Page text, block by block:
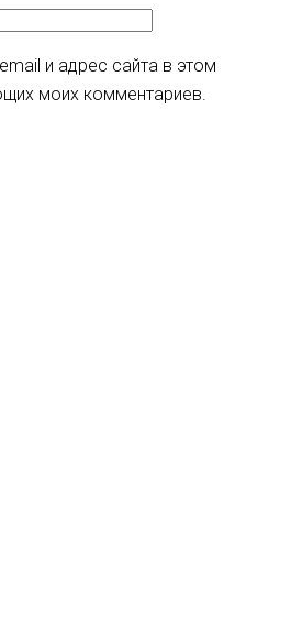
и адрес сайта в этом
моих комментариев.